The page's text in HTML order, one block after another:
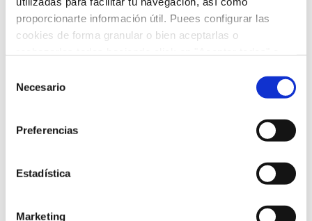
proporcionarte información útil. Puees configurar las
cookies de forma granular o bien aceptarlas o
política de cookies
Necesario
Preferencias
Estadística
Marketing
noviembre 2025(4)
octubre 2025(8)
septiembre 2025
junio 2025